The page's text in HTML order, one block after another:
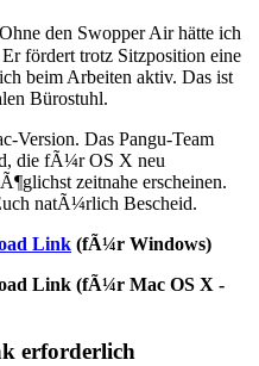
den Swopper Air hätte ich
fördert trotz Sitzposition eine
beim Arbeiten aktiv. Das ist
Bürostuhl.
Version. Das Pangu-Team
die fÃ¼r OS X neu
zeitnahe erscheinen.
natÃ¼rlich Bescheid.
Link (fÃ¼r Windows)
Link (fÃ¼r Mac OS X -
erforderlich